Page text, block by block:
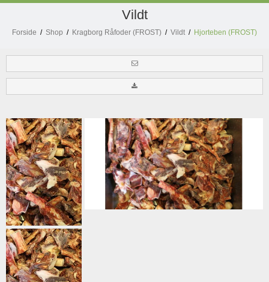
Vildt
Forside / Shop / Kragborg Råfoder (FROST) / Vildt / Hjorteben (FROST)